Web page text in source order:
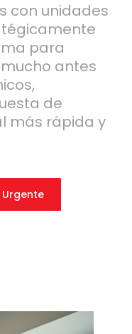
con unidades
para
antes
de
más rápida y